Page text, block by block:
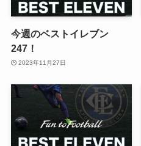
今週のベストイレブン
247！
2023年11月27日